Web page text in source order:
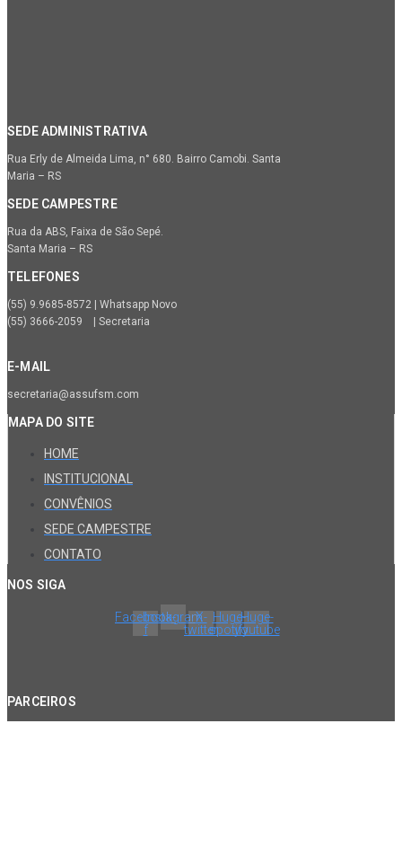
SEDE ADMINISTRATIVA
Rua Erly de Almeida Lima, n° 680. Bairro Camobi. Santa
Maria – RS
SEDE CAMPESTRE
Rua da ABS, Faixa de São Sepé.
Santa Maria – RS
TELEFONES
(55) 9.9685-8572 | Whatsapp Novo
(55) 3666-2059 | Secretaria
E-MAIL
secretaria@assufsm.com
MAPA DO SITE
HOME
INSTITUCIONAL
CONVÊNIOS
SEDE CAMPESTRE
CONTATO
NOS SIGA
Facebook-
f
InstagramX-
twitter
Huge-
spotify
Huge-
youtube
PARCEIROS